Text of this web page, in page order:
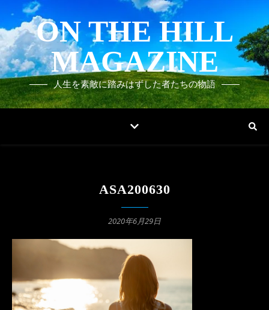
ON THE HILL
MAGAZINE
人生を素敵に踏みはずした者たちの物語
ASA200630
2020年6月29日